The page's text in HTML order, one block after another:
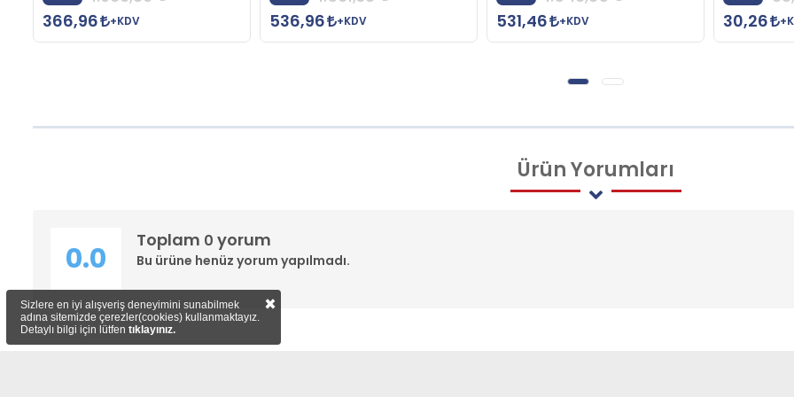
366,96
+KDV
536,96
+KDV
531,46
+KDV
30,26
ÜrünYorumları
Toplam 0 yorum
Bu ürüne henüz yorum yapılmadı.
0.0
Sizlere en iyi alışveriş deneyimini sunabilmek
adına sitemizde çerezler(cookies) kullanmaktayız.
Detaylı bilgi için lütfen tıklayınız.
×